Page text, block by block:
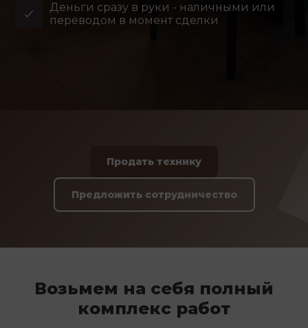
Деньги сразу в руки - наличными или
переводом в момент сделки
Продать технику
Предложить сотрудничество
Возьмем на себя полный
комплекс работ